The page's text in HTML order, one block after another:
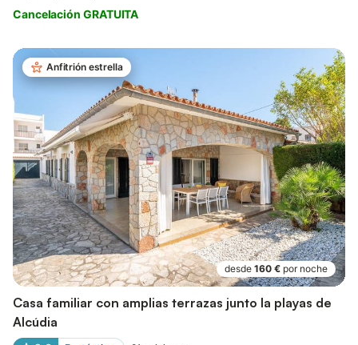
Cancelación GRATUITA
Anfitrión estrella
desde 160 € por noche
Casa familiar con amplias terrazas junto la playas de
Alcúdia